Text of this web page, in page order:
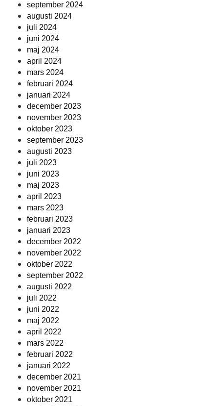
september 2024
augusti 2024
juli 2024
juni 2024
maj 2024
april 2024
mars 2024
februari 2024
januari 2024
december 2023
november 2023
oktober 2023
september 2023
augusti 2023
juli 2023
juni 2023
maj 2023
april 2023
mars 2023
februari 2023
januari 2023
december 2022
november 2022
oktober 2022
september 2022
augusti 2022
juli 2022
juni 2022
maj 2022
april 2022
mars 2022
februari 2022
januari 2022
december 2021
november 2021
oktober 2021